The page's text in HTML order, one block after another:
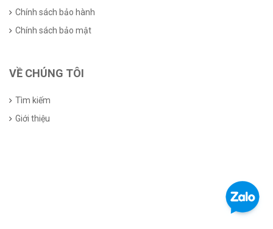
Chính sách bảo hành
Chính sách bảo mật
VỀ CHÚNG TÔI
Tìm kiếm
Giới thiệu